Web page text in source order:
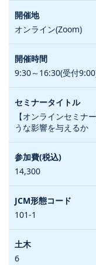
オンライン(Zoom)
9:30～16:30(受付
【オンラインセミナ
うな影響を与えるか
14,300
101-1
6